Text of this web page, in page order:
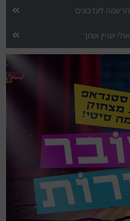
הרשמה לעדכונים
אולי יעניין אותך